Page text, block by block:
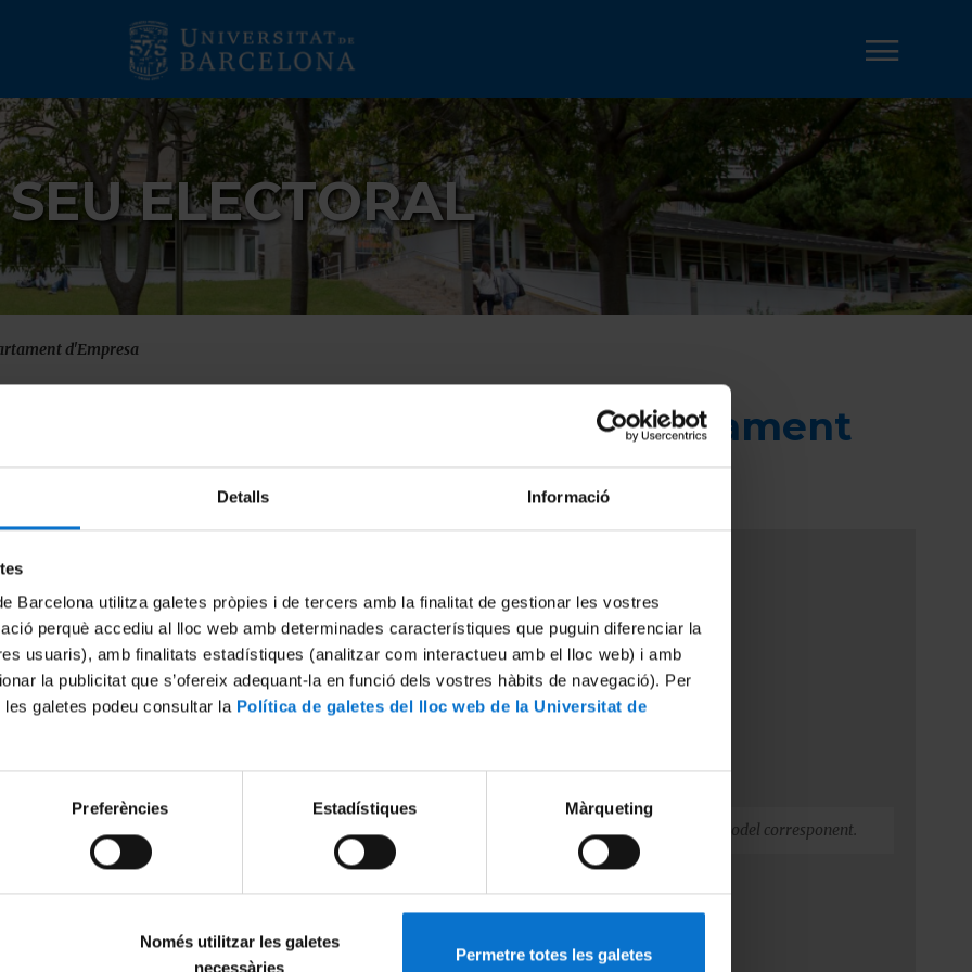
Detalls Informació
Barcelona utilitza galetes pròpies i de tercers amb la finalitat de gestionar les vostres
perquè accediu al lloc web amb determinades característiques que puguin diferenciar la
usuaris), amb finalitats estadístiques (analitzar com interactueu amb el lloc web) i amb
la publicitat que s’ofereix adequant-la en funció dels vostres hàbits de navegació). Per
galetes podeu consultar la Política de galetes del lloc web de la Universitat de
Preferències Estadístiques Màrqueting
Només utilitzar les galetes
necessàries
Permetre totes les galetes
SEU ELECTORAL
d'Empresa
director de Departament. Departament
Convocatòria Resolució
Calendari electoral Document
Els candidats podran presentar la seva candidatura a través d' instància genèrica adjuntant el model corresponent.
Resolució